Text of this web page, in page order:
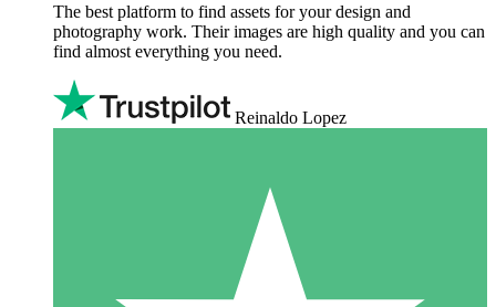
The best platform to find assets for your design and
photography work. Their images are high quality and you can
find almost everything you need.
Reinaldo Lopez